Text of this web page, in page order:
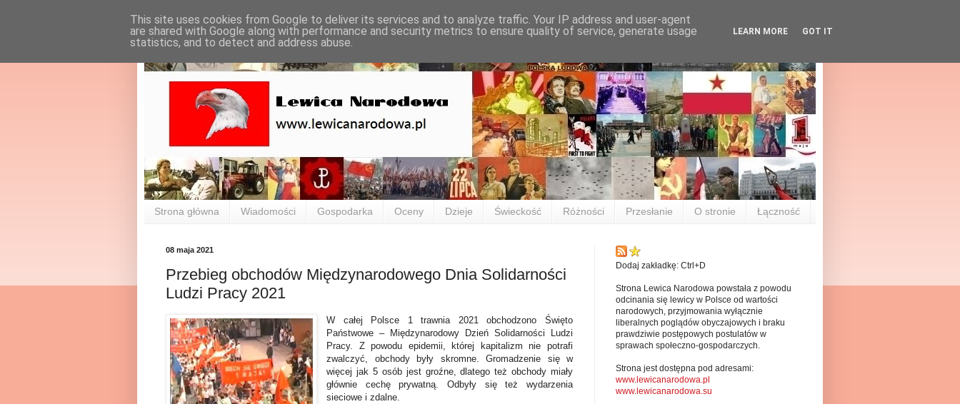
Strona główna Wiadomości Gospodarka Oceny Dzieje Świeckość Różności Przesłanie O stronie Łączność
08 maja 2021
Przebieg obchodów Międzynarodowego Dnia Solidarności
Ludzi Pracy 2021
W całej Polsce 1 trawnia 2021 obchodzono Święto
Państwowe – Międzynarodowy Dzień Solidarności Ludzi
Pracy. Z powodu epidemii, której kapitalizm nie potrafi
zwalczyć, obchody były skromne. Gromadzenie się w
więcej jak 5 osób jest groźne, dlatego też obchody miały
głównie cechę prywatną. Odbyły się też wydarzenia
sieciowe i zdalne.
Dodaj zakładkę: Ctrl+D
Strona Lewica Narodowa powstała z powodu
odcinania się lewicy w Polsce od wartości
narodowych, przyjmowania wyłącznie
liberalnych poglądów obyczajowych i braku
prawdziwie postępowych postulatów w
sprawach społeczno-gospodarczych.
Strona jest dostępna pod adresami:
www.lewicanarodowa.pl
www.lewicanarodowa.su
This site uses cookies from Google to deliver its services and to analyze traffic. Your IP address and user-agent
are shared with Google along with performance and security metrics to ensure quality of service, generate usage
statistics, and to detect and address abuse.
LEARN MORE GOT IT